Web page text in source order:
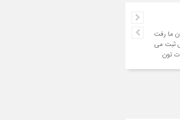
ما رفت
ثبت می
تون